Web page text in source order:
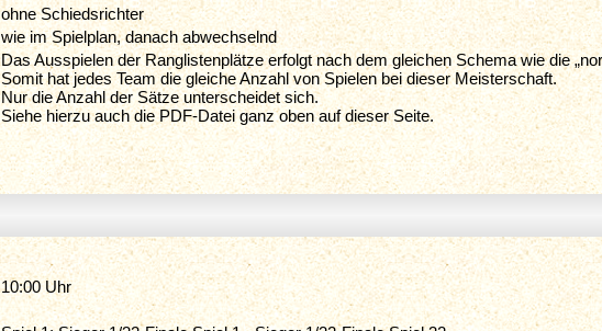
ohne Schiedsrichter
wie im Spielplan, danach abwechselnd
Das Ausspielen der Ranglistenplätze erfolgt nach dem gleichen Schema wie die
Somit hat jedes Team die gleiche Anzahl von Spielen bei dieser Meisterschaft.
Nur die Anzahl der Sätze unterscheidet sich.
Siehe hierzu auch die PDF-Datei ganz oben auf dieser Seite.
10:00 Uhr